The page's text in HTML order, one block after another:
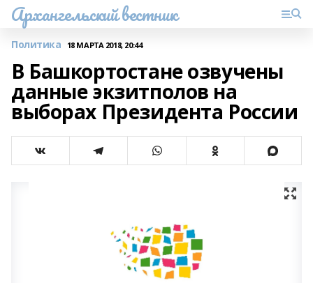
Архангельский вестник
Политика 18 МАРТА 2018, 20:44
В Башкортостане озвучены
данные экзитполов на
выборах Президента России